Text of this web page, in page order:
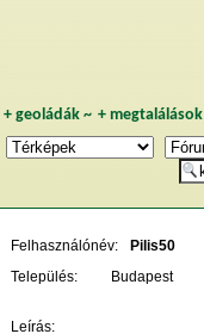
+ geoládák~ +megtalálások
Felhasználónév:
Pilis50
Település:
Budapest
Leírás: